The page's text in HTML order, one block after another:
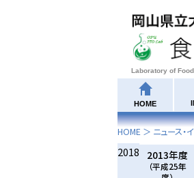
Laboratory of
HOME
HOME ＞ ニュース・
2018 2013年度
（平成25年